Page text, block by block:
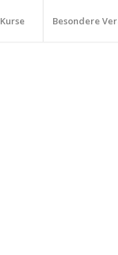
Kurse Besondere